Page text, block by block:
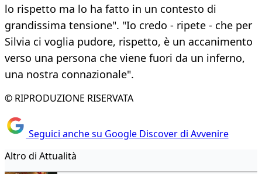
lo rispetto ma lo ha fatto in un contesto di
grandissima tensione". "Io credo - ripete - che per
Silvia ci voglia pudore, rispetto, è un accanimento
verso una persona che viene fuori da un inferno,
una nostra connazionale".
© RIPRODUZIONE RISERVATA
Seguici anche su Google Discover di Avvenire
Altro di Attualità